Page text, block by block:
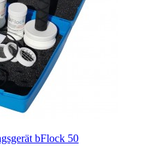
bFlock 50